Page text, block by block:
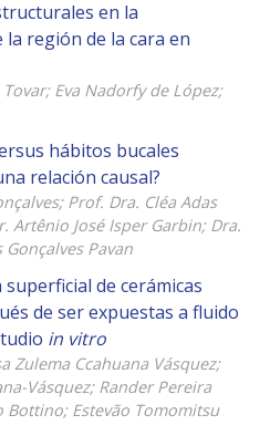
en la
región de la cara en
Eva Nadorfy de López;
hábitos bucales
relación causal?
Prof. Dra. Cléa Adas
Artênio José Isper Garbin; Dra.
Pavan
de cerámicas
de ser expuestas a fluido
in vitro
Zulema Ccahuana Vásquez;
Vásquez; Rander Pereira
Bottino; Estevão Tomomitsu